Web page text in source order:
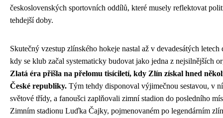
československých sportovních oddílů, které musely reflektovat
tehdejší doby.
Skutečný vzestup zlínského hokeje nastal až v devadesátých letech
kdy se klub začal systematicky budovat jako jedna z nejsilnějších
Zlatá éra přišla na přelomu tisíciletí, kdy Zlín získal hned
České republiky. Tým tehdy disponoval výjimečnou sestavou, v
světové třídy, a fanoušci zaplňovali zimní stadion do posledního
Zimním stadionu Luďka Čajky, pojmenovaném po legendárním